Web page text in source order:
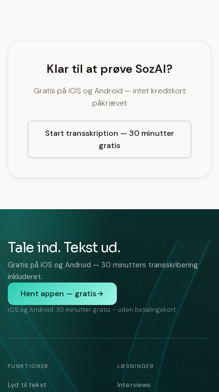
Klar til at prøve SozAI?
Gratis på iOS og Android — intet kreditkort
påkrævet
Start transskription — 30 minutter
gratis
Tale ind. Tekst ud.
Gratis på iOS og Android — 30 minutters transskribering
inkluderet.
Hent appen — gratis
iOS og Android. 30 minutter gratis – uden betalingskort.
FUNKTIONER
Lyd til tekst
LØSNINGER
Interviews